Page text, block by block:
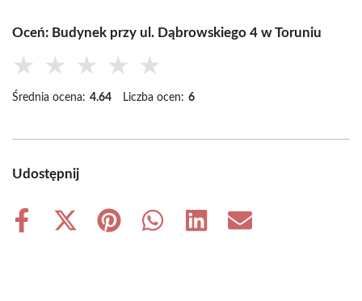
Oceń: Budynek przy ul. Dąbrowskiego 4 w Toruniu
★ ★ ★ ★ ★
Średnia ocena: 4.64 Liczba ocen: 6
Udostępnij
Share
Share
Share
Share
Share
Share